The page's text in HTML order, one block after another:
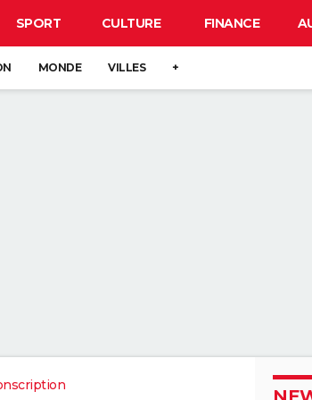
SPORT CULTURE FINANCE
MONDE VILLES +